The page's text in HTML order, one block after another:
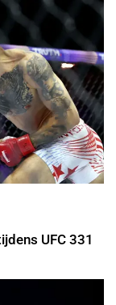
UFC 331